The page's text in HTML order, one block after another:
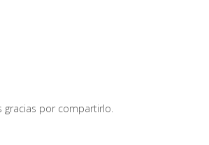
gracias por compartirlo.